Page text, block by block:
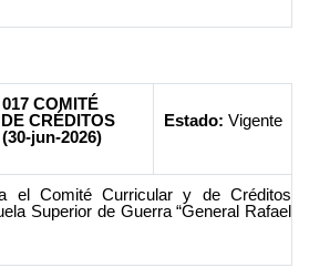
COMITÉ
CRÉDITOS
jun-2026)
Estado: Vigente
el Comité Curricular y de Créditos
Superior de Guerra “General Rafael